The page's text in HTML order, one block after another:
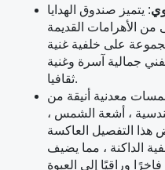
: يتميز صندوق الهدايا
الأهرامات القديمة
على خلفية غنية
جمالية آسرة وغنية
ثقافيا.
معدنية أنيقة من
، أشعة الشمس ،
هذا التفصيل العاكسة
الداكنة ، مما يضيف